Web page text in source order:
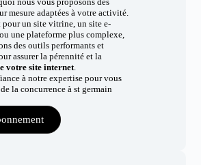
mesure adaptées à votre activité.
pour un site vitrine, un site e-
une plateforme plus complexe,
des outils performants et
assurer la pérennité et la
votre site internet.
à notre expertise pour vous
la concurrence à st germain